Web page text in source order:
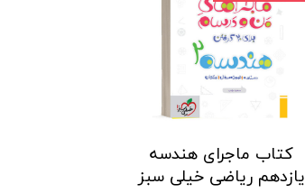
کتاب ماجرای هندسه
یازدهم ریاضی خیلی سبز